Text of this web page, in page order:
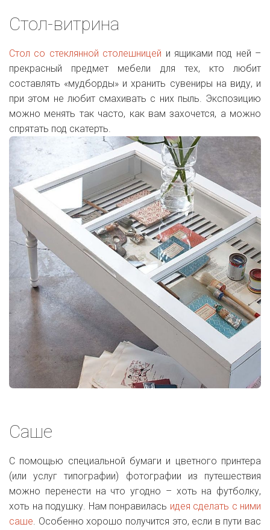
Стол-витрина
Стол со стеклянной столешницей и ящиками под ней –
прекрасный предмет мебели для тех, кто любит
составлять «мудборды» и хранить сувениры на виду, и
при этом не любит смахивать с них пыль. Экспозицию
можно менять так часто, как вам захочется, а можно
спрятать под скатерть.
Саше
С помощью специальной бумаги и цветного принтера
(или услуг типографии) фотографии из путешествия
можно перенести на что угодно – хоть на футболку,
хоть на подушку. Нам понравилась идея сделать с ними
саше. Особенно хорошо получится это, если в пути вас